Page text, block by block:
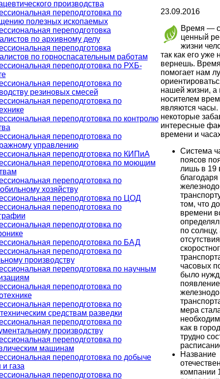
производства
переподготовка по
полезных ископаемых
переподготовка
по архивному делу
переподготовка
по горноспасательным работам
переподготовка по РХБ-
переподготовка по
резиновых смесей
переподготовка по
переподготовка по контролю
переподготовка по
управлению
переподготовка по КИПиА
переподготовка по моющим
переподготовка по
хозяйству
переподготовка по ЦОД
переподготовка по
переподготовка по
переподготовка по БАД
переподготовка по
производству
переподготовка по научным
переподготовка по
переподготовка по
средствам разведки
переподготовка по
производству
переподготовка по
машинам
переподготовка по добыче
газа
переподготовка по
23.09.2016
Время —
ценный
жизни
так как его уже
вернешь.
помогает нам
нашей жизни, а
носителем
являются часы.
некоторые
интересные
времени и
Система
поясов
лишь в 19
благодаря
том, что
времени
по солнцу,
отсутствия
часовых
было
мера
как в
трудно
Название
компании